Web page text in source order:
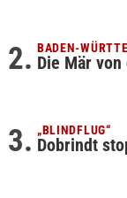
BADEN-
Die Mär
„BLINDFLUG“
Dobrindt